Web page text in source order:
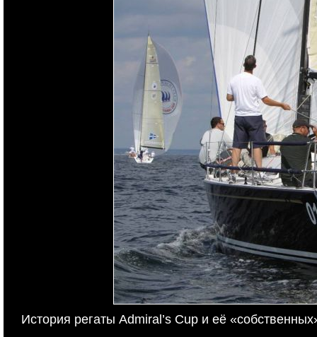
История регаты Admiral’s Cup и её